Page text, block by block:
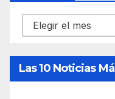
Archivos
Las 10 Noticias